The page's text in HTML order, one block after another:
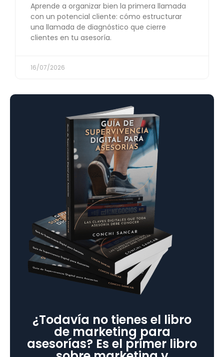
Aprende a organizar bien la primera llamada
con un potencial cliente: cómo estructurar
una llamada de diagnóstico que cierre
clientes en tu asesoría.
16/07/2026
¿Todavía no tienes el libro
de marketing para
asesorías? Es el primer libro